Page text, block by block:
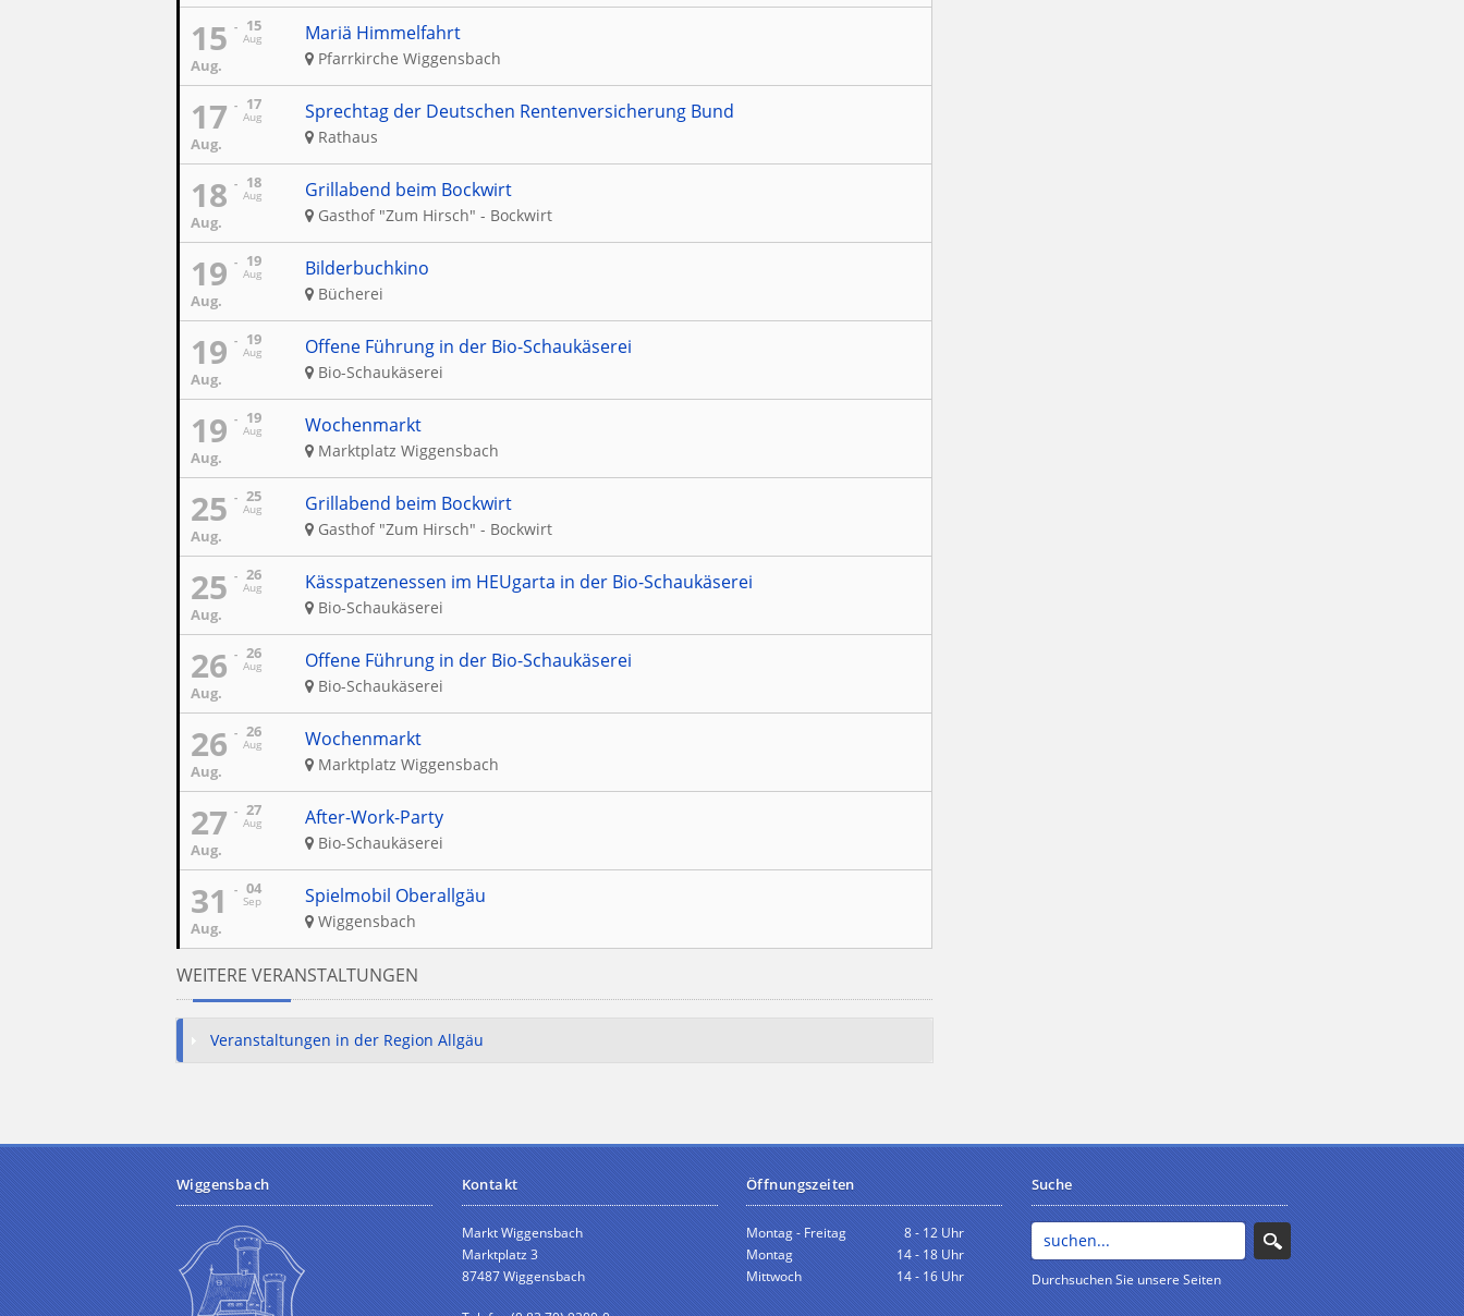
15
Aug
15
Aug.
Mariä Himmelfahrt
Pfarrkirche Wiggensbach
17
Aug
17
Aug.
Sprechtag der Deutschen Rentenversicherung Bund
Rathaus
18
Aug
18
Aug.
Grillabend beim Bockwirt
Gasthof "Zum Hirsch" - Bockwirt
19
Aug
19
Aug.
Bilderbuchkino
Bücherei
19
Aug
19
Aug.
Offene Führung in der Bio-Schaukäserei
Bio-Schaukäserei
19
Aug
19
Aug.
Wochenmarkt
Marktplatz Wiggensbach
25
Aug
25
Aug.
Grillabend beim Bockwirt
Gasthof "Zum Hirsch" - Bockwirt
26
Aug
25
Aug.
Kässpatzenessen im HEUgarta in der Bio-Schaukäserei
Bio-Schaukäserei
26
Aug
26
Aug.
Offene Führung in der Bio-Schaukäserei
Bio-Schaukäserei
26
Aug
26
Aug.
Wochenmarkt
Marktplatz Wiggensbach
27
Aug
27
Aug.
After-Work-Party
Bio-Schaukäserei
04
Sep
31
Aug.
Spielmobil Oberallgäu
Wiggensbach
WEITERE VERANSTALTUNGEN
Veranstaltungen in der Region Allgäu
Wiggensbach Kontakt
Markt Wiggensbach
Marktplatz 3
87487 Wiggensbach
Öffnungszeiten
Montag - Freitag
8 - 12 Uhr
Montag
14 - 18 Uhr
Mittwoch
14 - 16 Uhr
Suche
Durchsuchen Sie unsere Seiten